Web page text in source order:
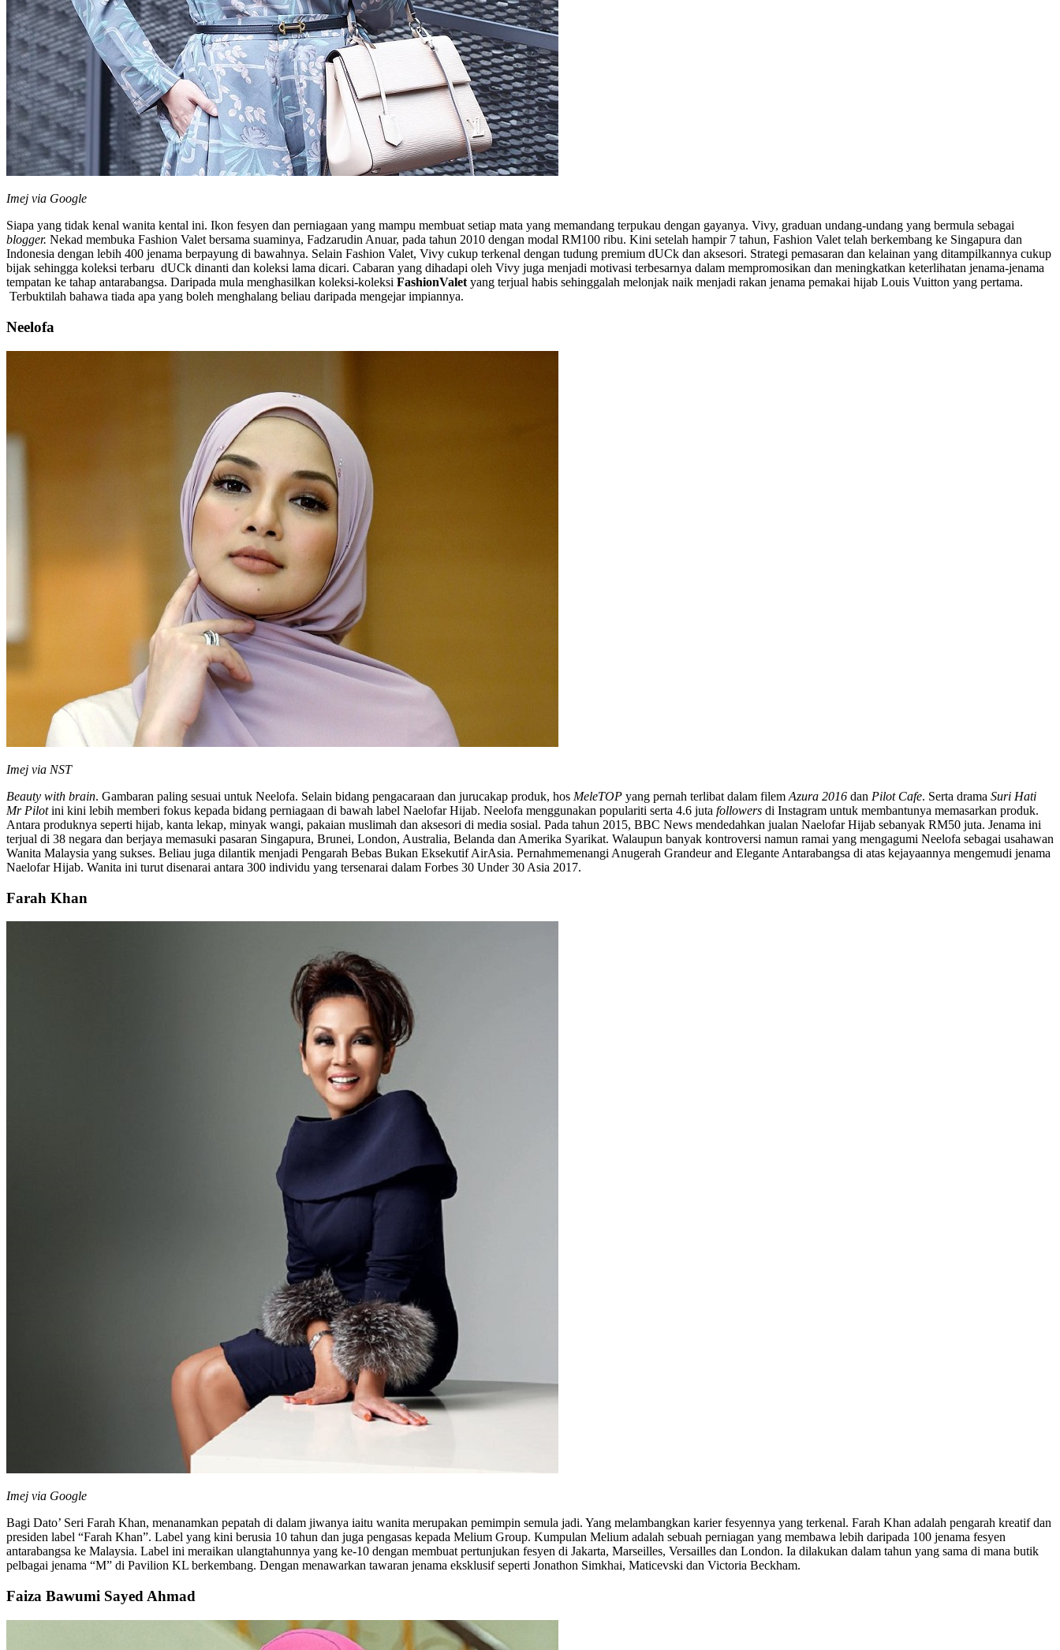
Imej via Google
Siapa yang tidak kenal wanita kental ini. Ikon fesyen dan perniagaan yang mampu membuat setiap mata yang memandang terpukau dengan gayanya. Vivy, graduan undang-undang yang bermula sebagai
blogger. Nekad membuka Fashion Valet bersama suaminya, Fadzarudin Anuar, pada tahun 2010 dengan modal RM100 ribu. Kini setelah hampir 7 tahun, Fashion Valet telah berkembang ke Singapura dan
Indonesia dengan lebih 400 jenama berpayung di bawahnya. Selain Fashion Valet, Vivy cukup terkenal dengan tudung premium dUCk dan aksesori. Strategi pemasaran dan kelainan yang ditampilkannya cukup
bijak sehingga koleksi terbaru dUCk dinanti dan koleksi lama dicari. Cabaran yang dihadapi oleh Vivy juga menjadi motivasi terbesarnya dalam mempromosikan dan meningkatkan keterlihatan jenama-jenama
tempatan ke tahap antarabangsa. Daripada mula menghasilkan koleksi-koleksi FashionValet yang terjual habis sehinggalah melonjak naik menjadi rakan jenama pemakai hijab Louis Vuitton yang pertama.
Terbuktilah bahawa tiada apa yang boleh menghalang beliau daripada mengejar impiannya.
Neelofa
Imej via NST
Beauty with brain. Gambaran paling sesuai untuk Neelofa. Selain bidang pengacaraan dan jurucakap produk, hos MeleTOP yang pernah terlibat dalam filem Azura 2016 dan Pilot Cafe. Serta drama Suri Hati
Mr Pilotini kini lebih memberi fokus kepada bidang perniagaan di bawah label Naelofar Hijab. Neelofa menggunakan populariti serta 4.6 juta followers di Instagram untuk membantunya memasarkan produk.
Antara produknya seperti hijab, kanta lekap, minyak wangi, pakaian muslimah dan aksesori di media sosial. Pada tahun 2015, BBC News mendedahkan jualan Naelofar Hijab sebanyak RM50 juta. Jenama ini
terjual di 38 negara dan berjaya memasuki pasaran Singapura, Brunei, London, Australia, Belanda dan Amerika Syarikat. Walaupun banyak kontroversi namun ramai yang mengagumi Neelofa sebagai usahawan
Wanita Malaysia yang sukses. Beliau juga dilantik menjadi Pengarah Bebas Bukan Eksekutif AirAsia. Pernahmemenangi Anugerah Grandeur and Elegante Antarabangsa di atas kejayaannya mengemudi jenama
Naelofar Hijab. Wanita ini turut disenarai antara 300 individu yang tersenarai dalam Forbes 30 Under 30 Asia 2017.
Farah Khan
Imej via Google
Bagi Dato’ Seri Farah Khan, menanamkan pepatah di dalam jiwanya iaitu wanita merupakan pemimpin semula jadi. Yang melambangkan karier fesyennya yang terkenal. Farah Khan adalah pengarah kreatif dan
presiden label “Farah Khan”. Label yang kini berusia 10 tahun dan juga pengasas kepada Melium Group. Kumpulan Melium adalah sebuah perniagan yang membawa lebih daripada 100 jenama fesyen
antarabangsa ke Malaysia. Label ini meraikan ulangtahunnya yang ke-10 dengan membuat pertunjukan fesyen di Jakarta, Marseilles, Versailles dan London. Ia dilakukan dalam tahun yang sama di mana butik
pelbagai jenama “M” di Pavilion KL berkembang. Dengan menawarkan tawaran jenama eksklusif seperti Jonathon Simkhai, Maticevski dan Victoria Beckham.
Faiza Bawumi Sayed Ahmad